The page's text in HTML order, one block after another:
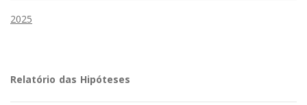
2025
Relatório das Hipóteses